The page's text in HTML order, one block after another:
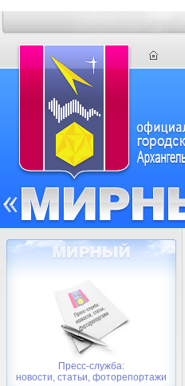
Пресс-служба:
новости, статьи, фоторепортажи